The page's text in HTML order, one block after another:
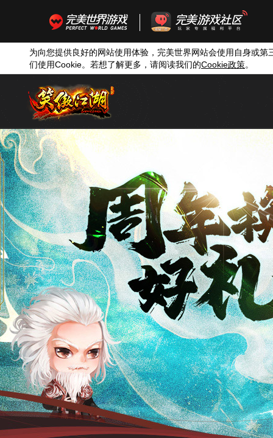
为向您提供良好的网站使用体验，完美世界网站会使用自身或第
们使用Cookie。若想了解更多，请阅读我们的Cookie政策。